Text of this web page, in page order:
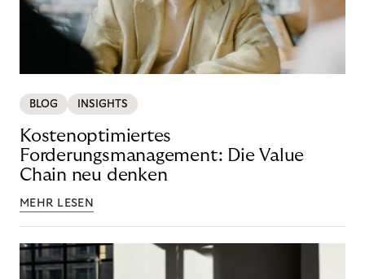
BLOG INSIGHTS
Kostenoptimiertes
Forderungsmanagement: Die Value
Chain neu denken
MEHR LESEN